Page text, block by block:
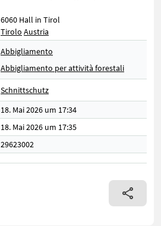
6060 Hall in Tirol
Tirolo Austria
Abbigliamento
Abbigliamento per attività forestali
Schnittschutz
18. Mai 2026 um 17:34
18. Mai 2026 um 17:35
29623002